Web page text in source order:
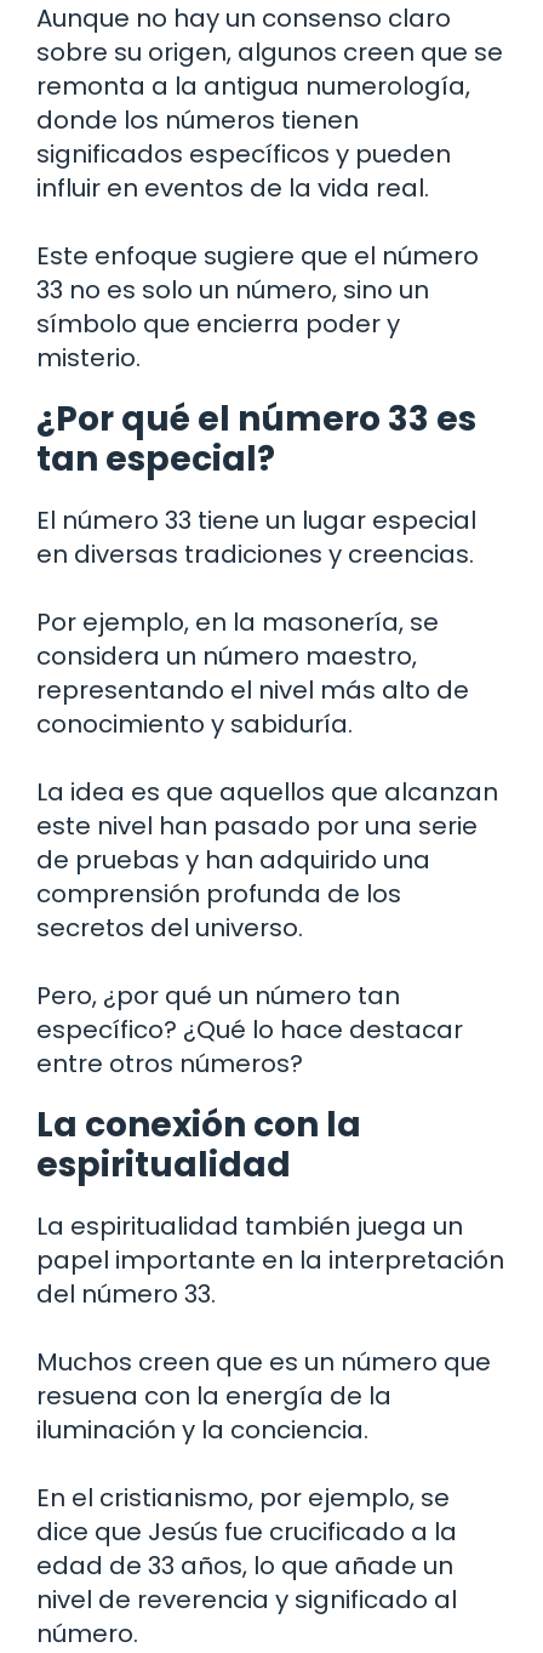
Aunque no hay un consenso claro
sobre su origen, algunos creen que se
remonta a la antigua numerología,
donde los números tienen
significados específicos y pueden
influir en eventos de la vida real.
Este enfoque sugiere que el número
33 no es solo un número, sino un
símbolo que encierra poder y
misterio.
¿Por qué el número 33 es
tan especial?
El número 33 tiene un lugar especial
en diversas tradiciones y creencias.
Por ejemplo, en la masonería, se
considera un número maestro,
representando el nivel más alto de
conocimiento y sabiduría.
La idea es que aquellos que alcanzan
este nivel han pasado por una serie
de pruebas y han adquirido una
comprensión profunda de los
secretos del universo.
Pero, ¿por qué un número tan
específico? ¿Qué lo hace destacar
entre otros números?
La conexión con la
espiritualidad
La espiritualidad también juega un
papel importante en la interpretación
del número 33.
Muchos creen que es un número que
resuena con la energía de la
iluminación y la conciencia.
En el cristianismo, por ejemplo, se
dice que Jesús fue crucificado a la
edad de 33 años, lo que añade un
nivel de reverencia y significado al
número.